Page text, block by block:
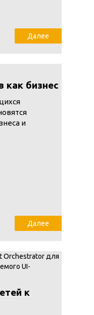
Далее
как бизнес
и
Далее
к